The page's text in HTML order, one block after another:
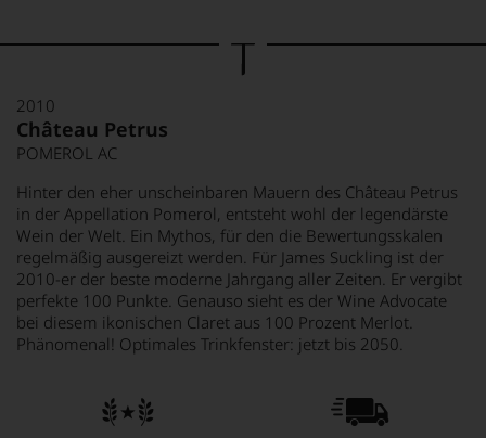
2010
Château Petrus
POMEROL AC
Hinter den eher unscheinbaren Mauern des Château Petrus
in der Appellation Pomerol, entsteht wohl der legendärste
Wein der Welt. Ein Mythos, für den die Bewertungsskalen
regelmäßig ausgereizt werden. Für James Suckling ist der
2010-er der beste moderne Jahrgang aller Zeiten. Er vergibt
perfekte 100 Punkte. Genauso sieht es der Wine Advocate
bei diesem ikonischen Claret aus 100 Prozent Merlot.
Phänomenal! Optimales Trinkfenster: jetzt bis 2050.